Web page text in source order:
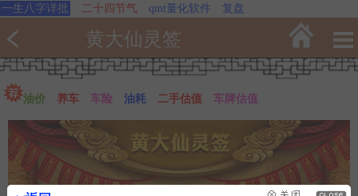
一生八字详批 二十四节气 qmt量化软件 复盘
黄大仙灵签
油价 养车 车险 油耗 二手估值 车牌估值